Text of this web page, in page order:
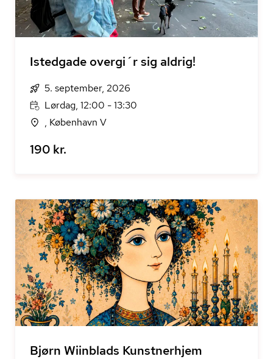
Istedgade overgi´r sig aldrig!
5. september, 2026
Lørdag, 12:00 - 13:30
, København V
190 kr.
Bjørn Wiinblads Kunstnerhjem